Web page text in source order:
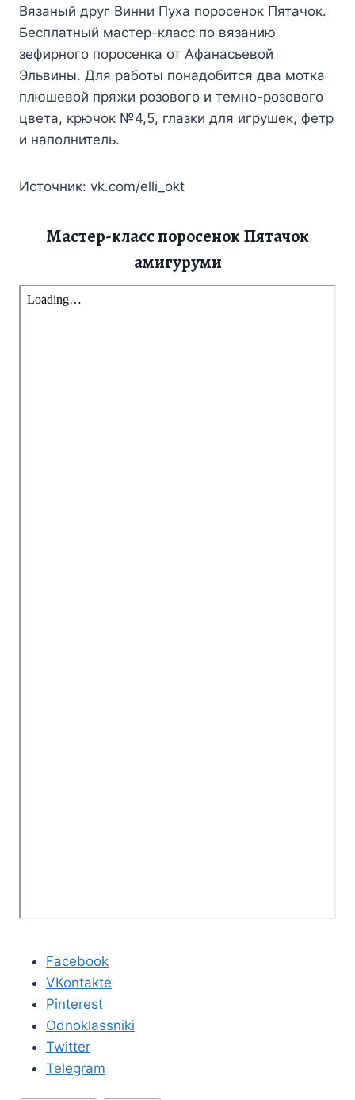
Вязаный друг Винни Пуха поросенок Пятачок.
Бесплатный мастер-класс по вязанию
зефирного поросенка от Афанасьевой
Эльвины. Для работы понадобится два мотка
плюшевой пряжи розового и темно-розового
цвета, крючок №4,5, глазки для игрушек, фетр
и наполнитель.
Источник: vk.com/elli_okt
Мастер-класс поросенок Пятачок
амигуруми
Facebook
VKontakte
Pinterest
Odnoklassniki
Twitter
Telegram